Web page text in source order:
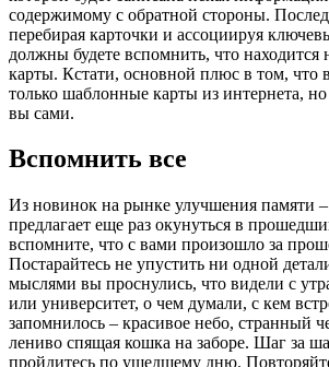
содержимому с обратной стороны.
перебирая карточки и ассоциируя
должны будете вспомнить, что находится
карты. Кстати, основной плюс в том, что
только шаблонные карты из интернета, но
вы сами.
Вспомнить все
Из новинок на рынке улучшения памяти
предлагает еще раз окунуться в
вспомните, что с вами произошло за
Постарайтесь не упустить ни одной
мыслями вы проснулись, что видели с
или университет, о чем думали, с кем
запомнилось – красивое небо, странный
лениво спящая кошка на заборе. Шаг за
пройдитесь по ушедшему дню.